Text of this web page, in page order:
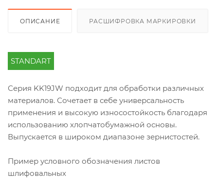
ОПИСАНИЕ РАСШИФРОВКА МАРКИРОВКИ
STANDART
Серия KK19JW подходит для обработки различных
материалов. Сочетает в себе универсальность
применения и высокую износостойкость благодаря
использованию хлопчатобумажной основы.
Выпускается в широком диапазоне зернистостей.
Пример условного обозначения листов
шлифовальных